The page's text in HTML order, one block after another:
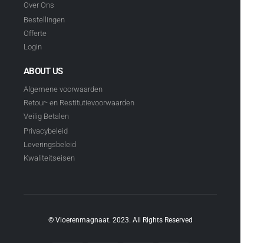
Over Ons
Bestellingen
Offerte
Login
ABOUT US
Algemene voorwaarden
Retour- en Restitutievoorwaarden
Veilig Betalen
Privacybeleid
Leveringsbeleid
Kwaliteitseisen
© Vloerenmagnaat. 2023. All Rights Reserved